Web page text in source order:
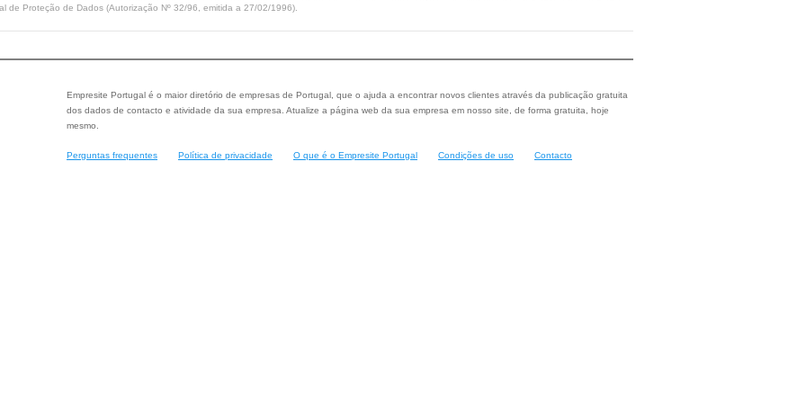
de Proteção de Dados (Autorização Nº 32/96, emitida a 27/02/1996).
Empresite Portugal é o maior diretório de empresas de Portugal, que o ajuda a encontrar novos clientes através da publicação gratuita
dos dados de contacto e atividade da sua empresa. Atualize a página web da sua empresa em nosso site, de forma gratuita, hoje
mesmo.
Perguntas frequentes Política de privacidade O que é o Empresite Portugal Condições de uso Contacto